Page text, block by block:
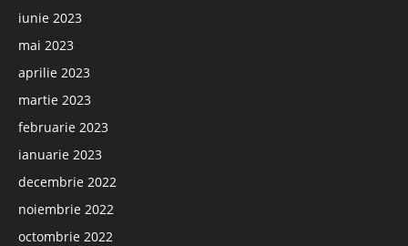
iunie 2023
mai 2023
aprilie 2023
martie 2023
februarie 2023
ianuarie 2023
decembrie 2022
noiembrie 2022
octombrie 2022